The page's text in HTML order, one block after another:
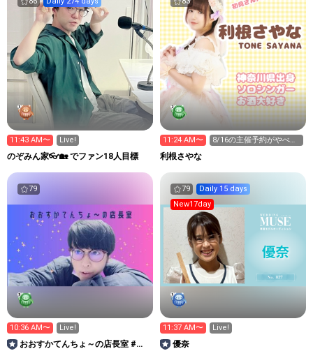
11:43 AM〜 Live!
のぞみん家👓🏡 でファン18人目標
11:24 AM〜
8/16の主催予約がやべぇ
利根さやな
79
10:36 AM〜 Live!
おおすかてんちょ～の店長室 #あ
79
Daily 15 days
New17day
11:37 AM〜 Live!
優奈